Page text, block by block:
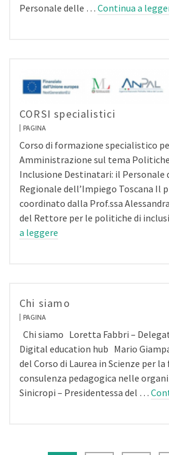
Personale delle … Continua a
CORSI specialistici
PAGINA
Corso di formazione specialistico
Amministrazione sul tema Politiche
Inclusione Destinatari: il Personale
Regionale dell’Impiego Toscana Il
coordinato dalla Prof.ssa
del Rettore per le politiche di
a leggere
Chi siamo
PAGINA
Chi siamo Loretta Fabbri –
Digital education hub Mario
del Corso di Laurea in Scienze per
consulenza pedagogica nelle
Sinicropi – Presidentessa del …